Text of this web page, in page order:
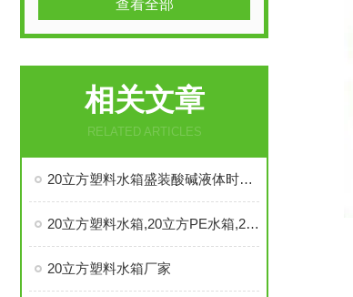
查看全部
相关文章
RELATED ARTICLES
20立方塑料水箱盛装酸碱液体时需注意事项
20立方塑料水箱,20立方PE水箱,20立方加药箱产品使用性能有哪些？
20立方塑料水箱厂家